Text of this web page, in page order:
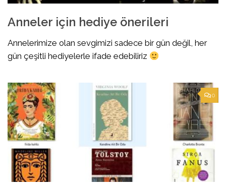
Anneler için hediye önerileri
Annelerimize olan sevgimizi sadece bir gün değil, her
gün çeşitli hediyelerle ifade edebiliriz
0